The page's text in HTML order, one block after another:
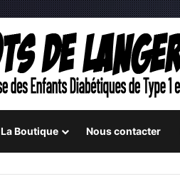
La Boutique Nous contacter